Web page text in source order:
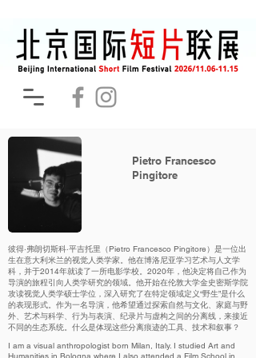
Pietro Francesco
Pingitore
彼得·弗朗切斯科·平吉托里（Pietro Francesco Pingitore）是一位出
生在意大利米兰的视觉人类学家。他在博洛尼亚学习艺术与人文学
科，并于2014年就读了一所电影学校。2020年，他决定将自己作为
导演的旅程引向人类学研究的领域。他开始在伦敦大学金史密斯学院
攻读视觉人类学硕士学位，深入研究了在特定领域定义“野生”是什么
的表现形式。作为一名导演，他希望通过探索自然与文化、家庭与野
外、艺术与科学、行为与表演、纪录片与虚构之间的分离线，来接近
不同的生态系统。什么是体现这些分离痕迹的工具、技术和叙事？
I am a visual anthropologist born Milan, Italy. I studied Art and